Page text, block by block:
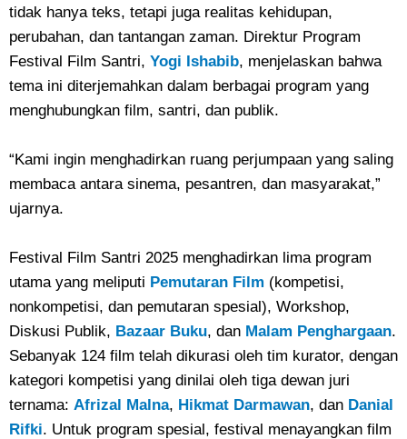
tidak hanya teks, tetapi juga realitas kehidupan,
perubahan, dan tantangan zaman. Direktur Program
Festival Film Santri, Yogi Ishabib, menjelaskan bahwa
tema ini diterjemahkan dalam berbagai program yang
menghubungkan film, santri, dan publik.
“Kami ingin menghadirkan ruang perjumpaan yang saling
membaca antara sinema, pesantren, dan masyarakat,”
ujarnya.
Festival Film Santri 2025 menghadirkan lima program
utama yang meliputi Pemutaran Film (kompetisi,
nonkompetisi, dan pemutaran spesial), Workshop,
Diskusi Publik, Bazaar Buku, dan Malam Penghargaan.
Sebanyak 124 film telah dikurasi oleh tim kurator, dengan
kategori kompetisi yang dinilai oleh tiga dewan juri
ternama: Afrizal Malna, Hikmat Darmawan, dan Danial
Rifki. Untuk program spesial, festival menayangkan film